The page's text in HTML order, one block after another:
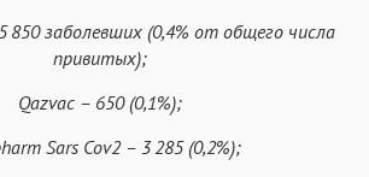
850 заболевших (0,4% от общего числа
привитых);
Qazvac – 650 (0,1%);
Sars Cov2 – 3 285 (0,2%);